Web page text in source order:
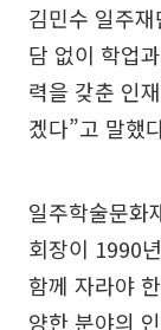
김민수 일주
담 없이 학업
력을 갖춘 인
겠다”고 말했
일주학술문화
회장이 1990
함께 자라야
양한 분야의